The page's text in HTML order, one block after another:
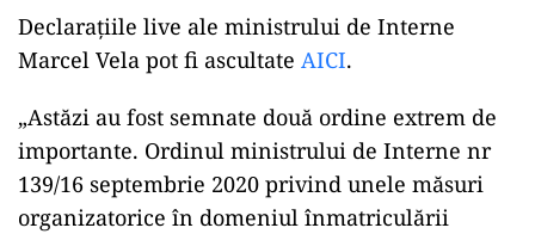
Declarațiile live ale ministrului de Interne
Marcel Vela pot fi ascultate AICI.
„Astăzi au fost semnate două ordine extrem de
importante. Ordinul ministrului de Interne nr
139/16 septembrie 2020 privind unele măsuri
organizatorice în domeniul înmatriculării